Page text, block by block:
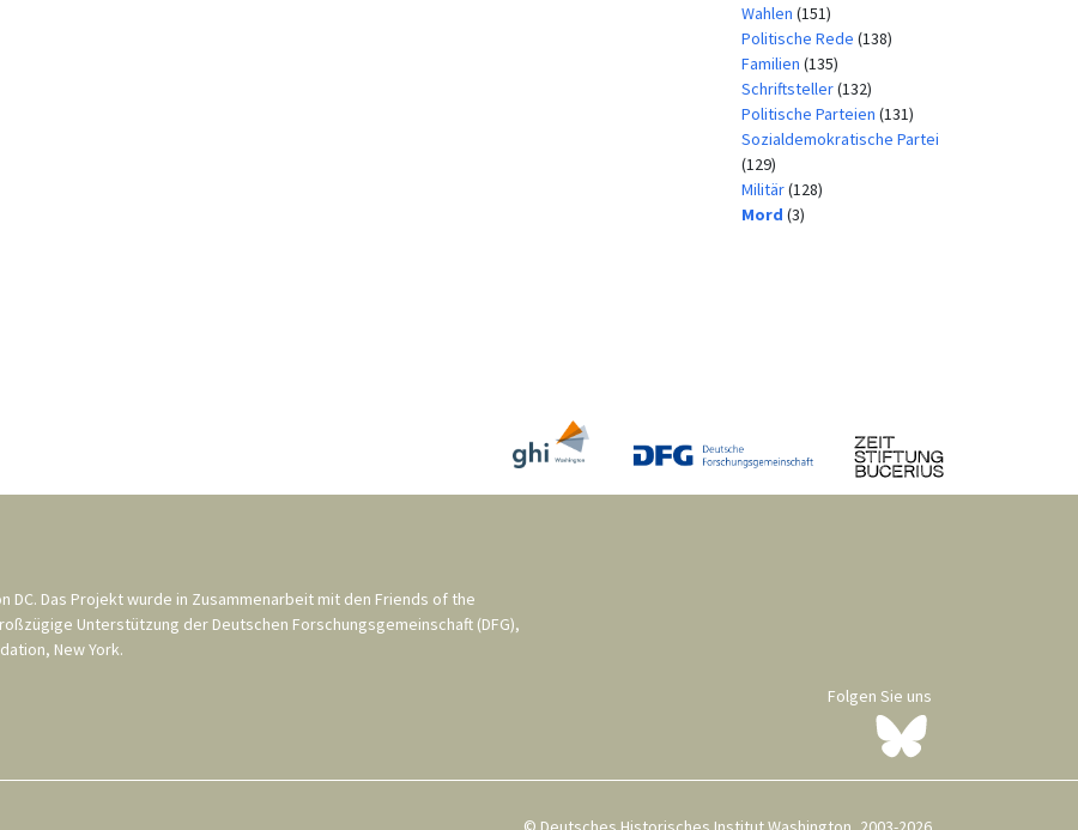
Wahlen (151)
Politische Rede (138)
Familien (135)
Schriftsteller(132)
Politische Parteien (131)
Sozialdemokratische Partei
(129)
Militär(128)
Mord (3)
DC. Das Projekt wurde in Zusammenarbeit mit den Friends of the
Unterstützung der Deutschen Forschungsgemeinschaft (DFG),
New York.
Folgen Sie uns